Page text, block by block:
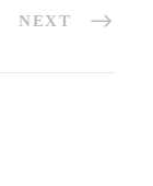
NEXT